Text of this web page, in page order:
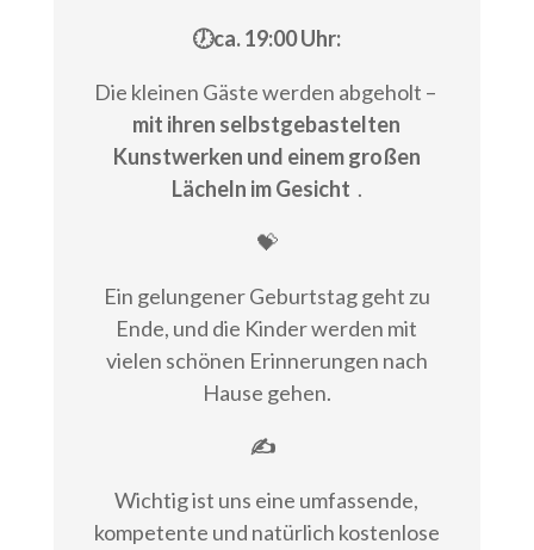
🕖ca. 19:00 Uhr:
Die kleinen Gäste werden abgeholt –
mit ihren selbstgebastelten
Kunstwerken und einem großen
Lächeln im Gesicht .
💝
Ein gelungener Geburtstag geht zu
Ende, und die Kinder werden mit
vielen schönen Erinnerungen nach
Hause gehen.
✍
Wichtig ist uns eine umfassende,
kompetente und natürlich kostenlose